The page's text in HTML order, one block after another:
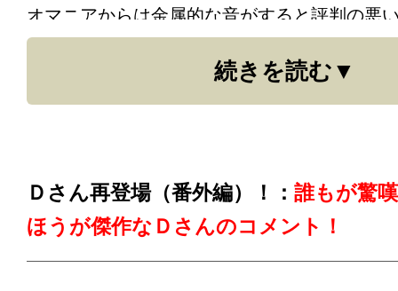
プロケーブル注：）リード線というのは、ア
音が変わると皆さん証言してみえます。その
のですが、いつも私自身、？？？で、終わっ
の種の事と考えてもいいのかもしれませんし
は、おそらく今までより線を使っていたので
ロいものが混じり込みやすい箇所だったのか
う。
オマニアからは金属的な音がすると評判の悪
１０３（楕円針使用）です。なお、１０年以
トリッジ用リード線を２組もらって、以来Ｄ
今回プロケーブルさんからリード線を買い、
と比べると模様が違うだけで線材の太さ、硬
続きを読む
Ｄさん再登場（番外編）！： 誰もが驚
ほうが傑作なＤさんのコメント！